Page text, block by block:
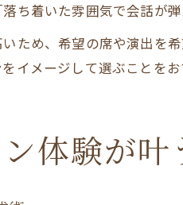
ち着いた雰囲気で会話が
ため、希望の席や演出を
イメージして選ぶことをお
体験が